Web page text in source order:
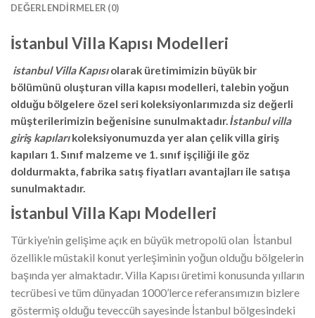
DEĞERLENDIRMELER (0)
İstanbul Villa Kapısı Modelleri
istanbul Villa Kapısıolarak üretimimizin büyük bir
bölümünü oluşturan villa kapısı modelleri, talebin yoğun
olduğu bölgelere özel seri koleksiyonlarımızda siz değerli
müşterilerimizin beğenisine sunulmaktadır.İstanbul villa
giriş kapılarıkoleksiyonumuzda yer alan çelik villa giriş
kapıları 1. Sınıf malzeme ve 1. sınıf işçiliği ile göz
doldurmakta, fabrika satış fiyatları avantajları ile satışa
sunulmaktadır.
İstanbul Villa Kapı Modelleri
Türkiye’nin gelişime açık en büyük metropolü olan İstanbul
özellikle müstakil konut yerleşiminin yoğun olduğu bölgelerin
başında yer almaktadır. Villa Kapısı üretimi konusunda yılların
tecrübesi ve tüm dünyadan 1000’lerce referansımızın bizlere
göstermiş olduğu teveccüh sayesinde İstanbul bölgesindeki